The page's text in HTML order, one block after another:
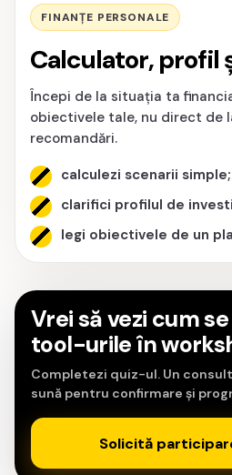
FINANȚE PERSONALE
Calculator, profil
Începi de la situația ta
obiectivele tale, nu direct de
recomandări.
calculezi scenarii simple;
clarifici profilul de
legi obiectivele de un
Vrei să vezi cum
tool-urile în
Completezi quiz-ul. Un
sună pentru confirmare și
Solicită